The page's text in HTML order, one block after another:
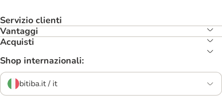
Servizio clienti
Vantaggi
Acquisti
Shop internazionali:
bitiba.it / it